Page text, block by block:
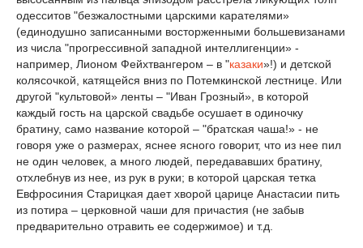
одесситов "безжалостными царскими карателями»
(единодушно записанными восторженными большевизанами
из числа "прогрессивной западной интеллигенции» -
например, Лионом Фейхтвангером – в "казаки»!) и детской
колясочкой, катящейся вниз по Потемкинской лестнице. Или
другой "культовой» ленты – "Иван Грозный», в которой
каждый гость на царской свадьбе осушает в одиночку
братину, само название которой – "братская чаша!» - не
говоря уже о размерах, яснее ясного говорит, что из нее пил
не один человек, а много людей, передававших братину,
отхлебнув из нее, из рук в руки; в которой царская тетка
Евфросиния Старицкая дает хворой царице Анастасии пить
из потира – церковной чаши для причастия (не забыв
предварительно отравить ее содержимое) и т.д.